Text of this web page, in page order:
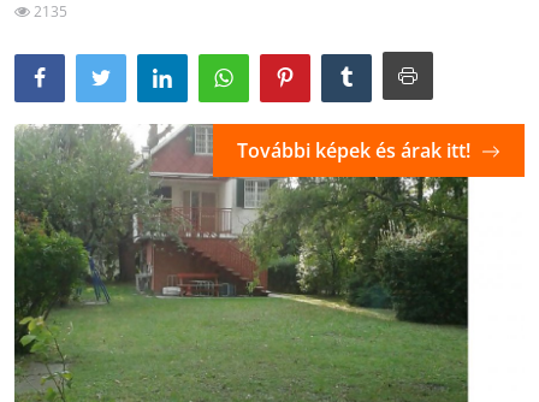
2135
További képek és árak itt!